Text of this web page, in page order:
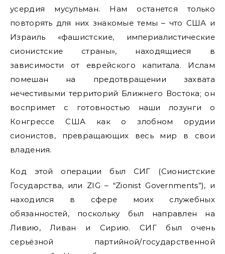
усердия мусульман. Нам останется только
повторять для них знакомые темы – что США и
Израиль «фашистские, империалистические
сионистские страны», находящиеся в
зависимости от еврейского капитала. Ислам
помешан на предотвращении захвата
нечестивыми территорий Ближнего Востока; он
воспримет с готовностью наши лозунги о
Конгрессе США как о злобном орудии
сионистов, превращающих весь мир в свои
владения.
Код этой операции был СИГ (Сионистские
Государства, или ZIG – “Zionist Governments”), и
находился в сфере моих служебных
обязанностей, поскольку был направлен на
Ливию, Ливан и Сирию. СИГ был очень
серьёзной партийной/государственной